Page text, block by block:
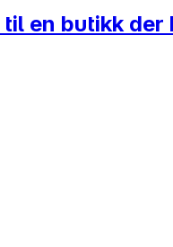
en butikk